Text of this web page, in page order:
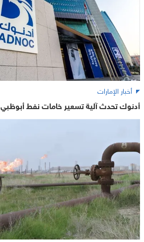
أخبار الإمارات
أدنوك تحدث آلية تسعير خامات نفط أبوظبي